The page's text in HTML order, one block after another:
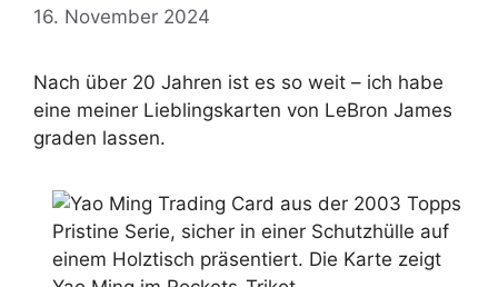
16. November 2024
Nach über 20 Jahren ist es so weit – ich habe
eine meiner Lieblingskarten von LeBron James
graden lassen.